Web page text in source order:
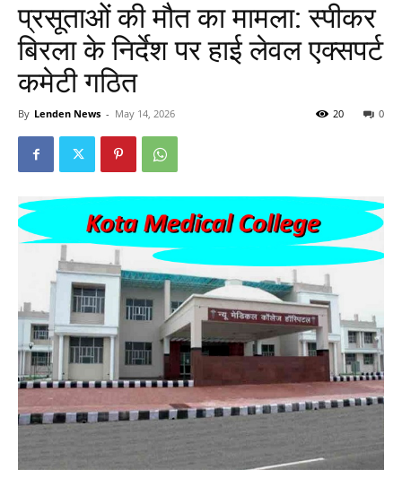
प्रसूताओं की मौत का मामला: स्पीकर
बिरला के निर्देश पर हाई लेवल एक्सपर्ट
कमेटी गठित
By Lenden News - May 14, 2026 0
20